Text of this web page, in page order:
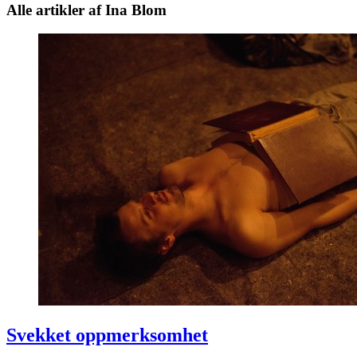
Alle artikler af Ina Blom
Svekket oppmerksomhet